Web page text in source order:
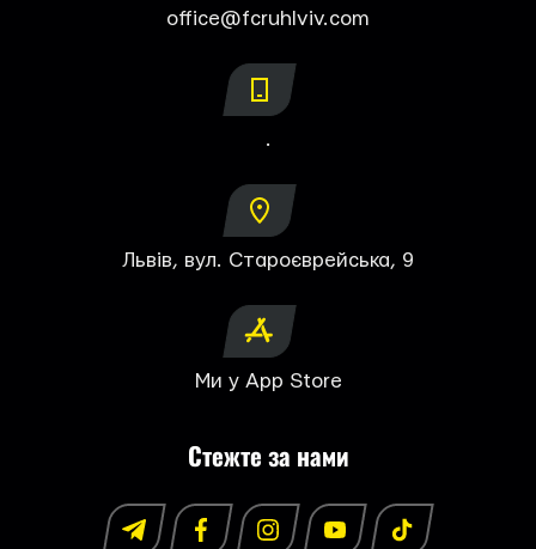
office@fcruhlviv.com
.
Львів, вул. Староєврейська, 9
Ми у App Store
Стежте за нами